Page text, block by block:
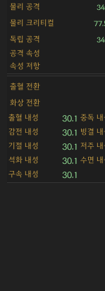
물리 공격
물리 크리티컬
독립 공격
공격 속성
속성 저항
출혈 전환
화상 전환
출혈 내성 30.1 중독 내
감전 내성 30.1 빙결 내
기절 내성 30.1 저주 내
석화 내성 30.1 수면 내
구속 내성 30.1